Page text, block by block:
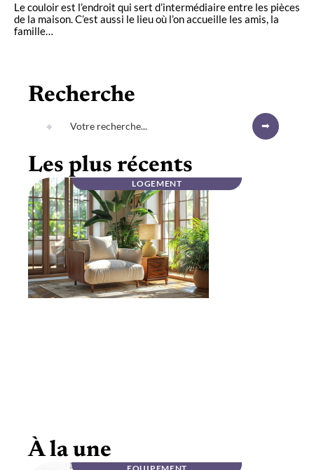
Le couloir est l’endroit qui sert d’intermédiaire entre les pièces
de la maison. C’est aussi le lieu où l’on accueille les amis, la
famille…
Recherche
Les plus récents
LOGEMENT
À la une